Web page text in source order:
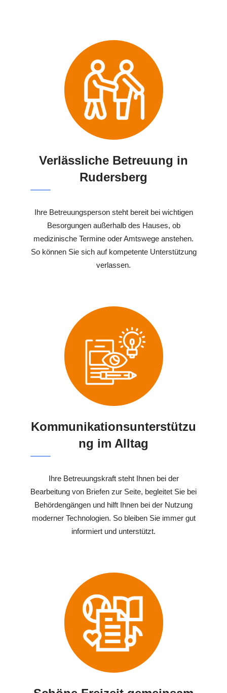
Verlässliche Betreuung in
Rudersberg
Ihre Betreuungsperson steht bereit bei wichtigen
Besorgungen außerhalb des Hauses, ob
medizinische Termine oder Amtswege anstehen.
So können Sie sich auf kompetente Unterstützung
verlassen.
Kommunikationsunterstützu
ng im Alltag
Ihre Betreuungskraft steht Ihnen bei der
Bearbeitung von Briefen zur Seite, begleitet Sie bei
Behördengängen und hilft Ihnen bei der Nutzung
moderner Technologien. So bleiben Sie immer gut
informiert und unterstützt.